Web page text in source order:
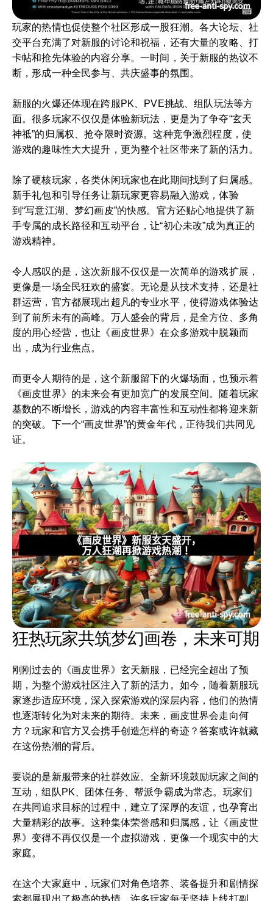
玩家的热情也促使整个社区形成一股狂潮。各大论坛、社
交平台充满了对新服的讨论和祝福，还有大量的攻略、打
卡帖和抢先体验的内容分享。一时间，关于新服的热议不
断，形成一种全民参与、共庆盛事的氛围。
新服的火爆还体现在跨服PK、PVE挑战、组队玩法等方
面。很多玩家不仅仅是体验新玩法，更是为了争夺“玄天
神祗”的归属权、抢夺限时资源。这种竞争激烈程度，使
游戏的趣味性大大提升，更为整个社区带来了新的活力。
除了硬核玩家，各类休闲玩家也在此期间找到了归属感。
新手礼包和引导任务让新玩家更容易融入游戏，体验
到“写意江湖、梦幻画皮”的快感。官方还贴心地提供了新
手专属的成长路径和互动平台，让“初心未改”成为真正的
游戏精神。
令人感叹的是，这次新服不仅仅是一次简单的游戏扩展，
更像是一场全民狂欢的盛宴。无论是从技术支持，还是社
群运营，官方都展现出超凡的专业水平，使得游戏体验达
到了前所未有的高峰。万人盛会的背后，是全方位、多角
度的用心经营，也让《画皮世界》在众多游戏中脱颖而
出，成为行业焦点。
而更令人期待的是，这个新服留下的火爆场面，也预示着
《画皮世界》的未来会有更加宽广的发展空间。随着玩家
基数的不断增长，游戏的内容丰富性和互动性都将迎来新
的突破。下一个“画皮世界”的黄金年代，正待我们共同见
证。
狂热玩家共筑梦幻画卷，未来可期
刚刚过去的《画皮世界》玄天新服，已经完全超出了预
期，为整个游戏社区注入了新的活力。如今，随着新服玩
家逐步适应环境，深入探索游戏的深层内容，他们的热情
也逐渐转化为对未来的期待。未来，画皮世界会走向何
方？玩家和官方又会携手创造怎样的奇迹？答案或许就藏
在这份热潮的背后。
要说的是新服带来的社群效应。全新环境鼓励玩家之间的
互动，组队PK、团体任务、帮派争霸成为常态。玩家们
在共同追求目标的过程中，建立了深厚的友谊，也孕育出
大量精彩的故事。这种集体荣誉感和归属感，让《画皮世
界》变得不再仅仅是一个虚拟游戏，更像一个现实中的大
家庭。
在这个大家庭中，玩家们对角色培养、装备提升和剧情探
索都展现出了极高的热情。许多玩家每天坚持上线打副